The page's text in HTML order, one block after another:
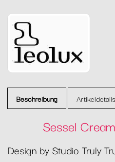
Beschreibung Artikeldetails
Sessel
Design by Studio Truly